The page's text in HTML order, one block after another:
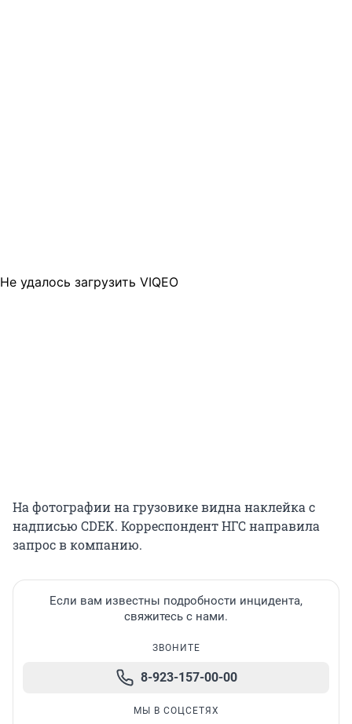
Не удалось загрузить VIQEO
На фотографии на грузовике видна наклейка с
надписью CDEK. Корреспондент НГС направила
запрос в компанию.
Если вам известны подробности инцидента,
свяжитесь с нами.
ЗВОНИТЕ
8-923-157-00-00
МЫ В СОЦСЕТЯХ